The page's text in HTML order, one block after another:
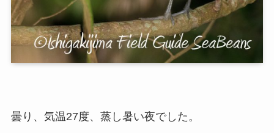
曇り、気温27度、蒸し暑い夜でした。